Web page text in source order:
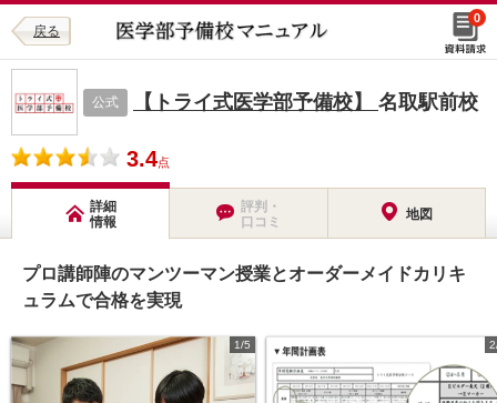
戻る
0
公式 【トライ式医学部予備校】 名取駅前校
3.4点
詳細
情報
評判・
口コミ
地図
プロ講師陣のマンツーマン授業とオーダーメイドカリキ
ュラムで合格を実現
1/5